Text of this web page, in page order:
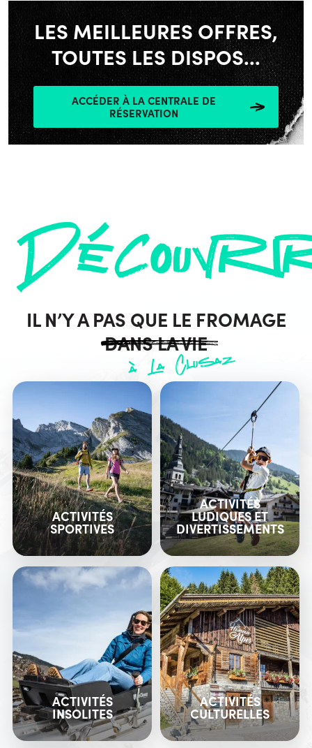
LES MEILLEURES OFFRES,
TOUTES LES DISPOS...
ACCÉDER À LA CENTRALE DE
RÉSERVATION
IL N’Y A PAS QUE LE FROMAGE
DANS LA VIE
à La Clusaz
ACTIVITÉS
SPORTIVES
ACTIVITÉS
LUDIQUES ET
DIVERTISSEMENTS
ACTIVITÉS
INSOLITES
ACTIVITÉS
CULTURELLES